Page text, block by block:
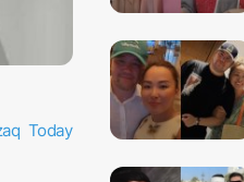
Today